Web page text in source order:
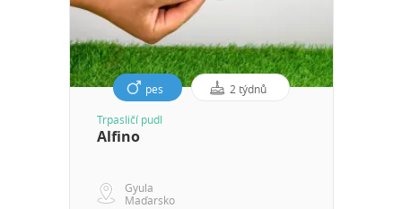
pes 2 týdnů
Trpasličí pudl
Alfino
Gyula
Maďarsko